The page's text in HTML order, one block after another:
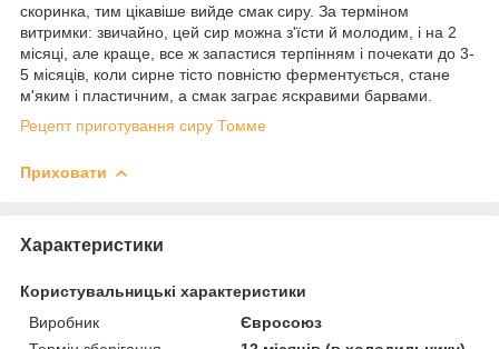
скоринка, тим цікавіше вийде смак сиру. За терміном
витримки: звичайно, цей сир можна з'їсти й молодим, і на 2
місяці, але краще, все ж запастися терпінням і почекати до 3-
5 місяців, коли сирне тісто повністю ферментується, стане
м'яким і пластичним, а смак заграє яскравими барвами.
Рецепт приготування сиру Томме
Приховати
Характеристики
Користувальницькі характеристики
Виробник
Євросоюз